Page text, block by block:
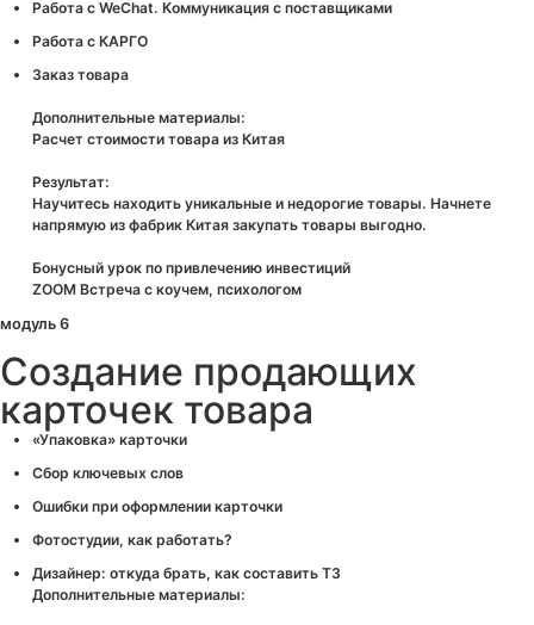
Работа с WeChat. Коммуникация с поставщиками
Работа с КАРГО
Заказ товара
Дополнительные материалы:
Расчет стоимости товара из Китая
Результат:
Научитесь находить уникальные и недорогие товары. Начнете
напрямую из фабрик Китая закупать товары выгодно.
Бонусный урок по привлечению инвестиций
ZOOM Встреча с коучем, психологом
модуль 6
Создание продающих
карточек товара
«Упаковка» карточки
Сбор ключевых слов
Ошибки при оформлении карточки
Фотостудии, как работать?
Дизайнер: откуда брать, как составить ТЗ
Дополнительные материалы: